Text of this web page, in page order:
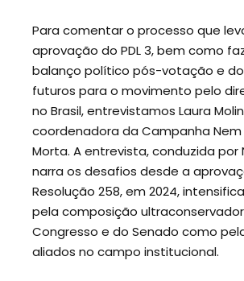
Para comentar o processo que
aprovação do PDL 3, bem como
balanço político pós-votação e
futuros para o movimento pelo
no Brasil, entrevistamos Laura
coordenadora da Campanha Nem
Morta. A entrevista, conduzida por
narra os desafios desde a
Resolução 258, em 2024,
pela composição
Congresso e do Senado como
aliados no campo institucional.